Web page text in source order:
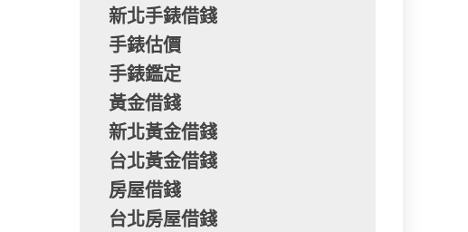
新北手錶借錢
手錶估價
手錶鑑定
黃金借錢
新北黃金借錢
台北黃金借錢
房屋借錢
台北房屋借錢